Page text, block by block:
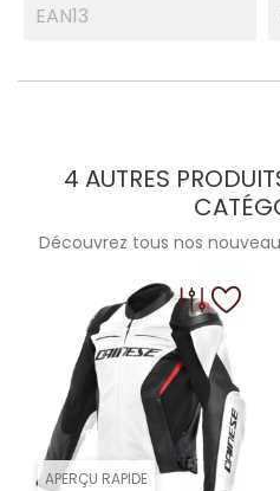
EAN13
4 AUTRES
Découvrez tous nos
APERÇU RAPIDE